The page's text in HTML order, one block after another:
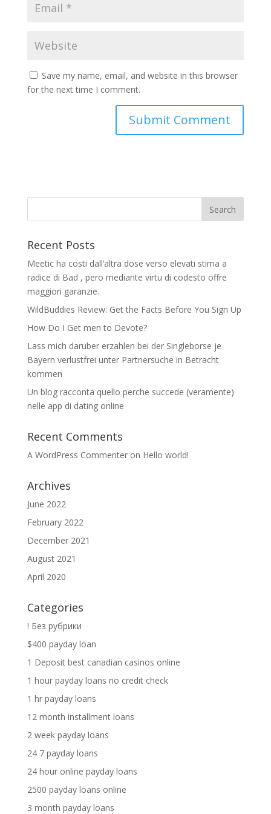
Save my name, email, and website in this browser
for the next time I comment.
Recent Posts
Meetic ha costi dall’altra dose verso elevati stima a
radice di Bad , pero mediante virtu di codesto offre
maggiori garanzie.
WildBuddies Review: Get the Facts Before You Sign Up
How Do I Get men to Devote?
Lass mich daruber erzahlen bei der Singleborse je
Bayern verlustfrei unter Partnersuche in Betracht
kommen
Un blog racconta quello perche succede (veramente)
nelle app di dating online
Recent Comments
A WordPress Commenteron Hello world!
Archives
June 2022
February 2022
December 2021
August 2021
April 2020
Categories
! Без рубрики
$400 payday loan
1 Deposit best canadian casinos online
1 hour payday loans no credit check
1 hr payday loans
12 month installment loans
2 week payday loans
24 7 payday loans
24 hour online payday loans
2500 payday loans online
3 month payday loans